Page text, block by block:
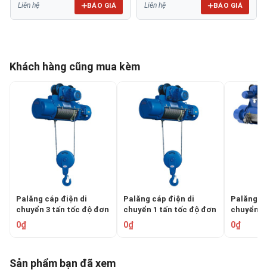
Liên hệ BÁO GIÁ Liên hệ BÁO GIÁ
Khách hàng cũng mua kèm
Palăng cáp điện di
chuyển 3 tấn tốc độ đơn
KENBO CD1-3
0₫
Palăng cáp điện di
chuyển 1 tấn tốc độ đơn
KENBO CD1-1
0₫
Palăng
chuyển
đơn
0₫
Sản phẩm bạn đã xem